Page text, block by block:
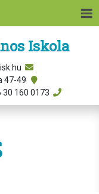
Iskola
47-49
30 160 0173